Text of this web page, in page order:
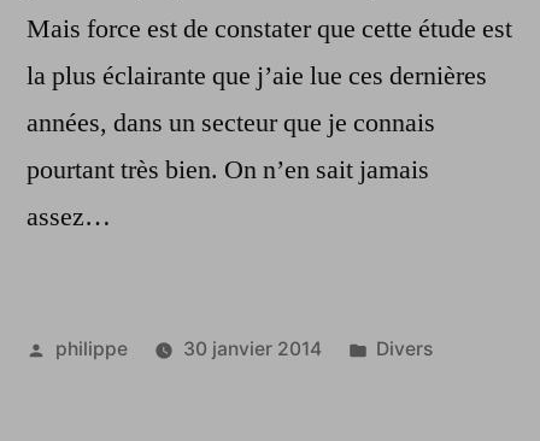
Mais force est de constater que cette étude est
la plus éclairante que j’aie lue ces dernières
années, dans un secteur que je connais
pourtant très bien. On n’en sait jamais
assez…
Publié
philippe 30 janvier 2014
Publié
Divers